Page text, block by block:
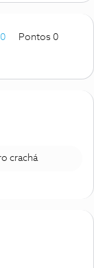
Pontos 0
crachá